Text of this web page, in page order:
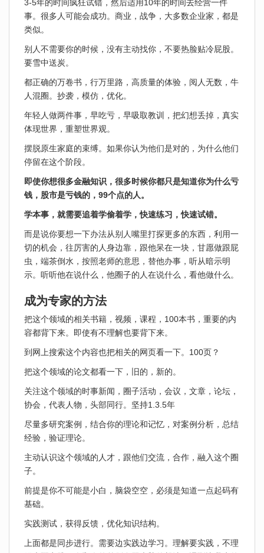
3-5年的时间疯狂试错，然后适用10年的时间去经营一件
事。很多人可能会成功。商业，战争，大多数企业家，都是
类似。
别人不需要你的时候，没有主动找你，不要热脸贴冷屁股。
要雪中送炭。
都正确的万卷书，行万里路，高质量的体验，阅人无数，牛
人混圈。抄袭，模仿，优化。
年轻人做两件事，早吃亏，早吸取教训，把幻想丢掉，真实
体现世界，重塑世界观。
摆脱原生家庭的束缚。如果你认为他们是对的，为什么他们
停留在这个阶段。
即使你想很多金融知识，很多时候你都只是知道你为什么亏
钱，股市是亏钱的，99个点的人。
学本事，就需要追着学偷着学，快速练习，快速试错。
而是说你要想一下办法从别人嘴里打探更多的东西，利用一
切的机会，往厉害的人身边靠，跟他呆在一块，甘愿做跟屁
虫，端茶倒水，按照老师的意思，替他办事，听从暗示明
示。听听他在说什么，他圈子的人在说什么，看他做什么。
成为专家的方法
把这个领域的相关书籍，视频，课程，100本书，重要的内
容都背下来。即使有不理解也要背下来。
到网上搜索这个内容也把相关的网页看一下。100页？
把这个领域的论文都看一下，旧的，新的。
关注这个领域的时事新闻，圈子活动，会议，文章，论坛，
协会，代表人物，头部同行。坚持1.3.5年
尽量多研究案例，结合你的理论和记忆，对案例分析，总结
经验，验证理论。
主动认识这个领域的人才，跟他们交流，合作，融入这个圈
子。
前提是你不可能是小白，脑袋空空，必须是知道一点起码有
基础。
实践测试，获得反馈，优化知识结构。
上面都是同步进行。需要边实践边学习。理解要实践，不理